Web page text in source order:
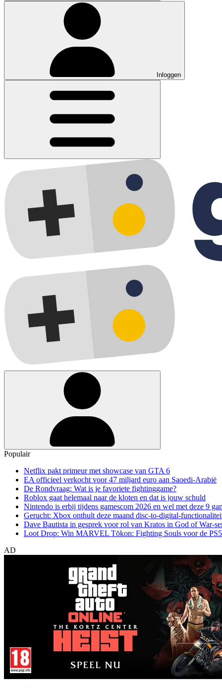
Inloggen
Populair
Netflix pakt primeur met showcase van GTA 6
EA officieel verkocht voor 47 miljard euro aan Saoedi-Arabië
De Rondvraag: Wat is je favoriete fightinggame?
Roblox gaat helemaal naar de kloten en dat is jouw schuld
Nintendo is erbij tijdens gamescom 2026 en wel met deze 9
Gerucht: Xbox onthult deze maand disc-to-digital-
Dave Bautista in gesprek voor rol van Kratos in God of War-
Loot Drop: Win MARVEL Tōkon: Fighting Souls voor de PS5
AD